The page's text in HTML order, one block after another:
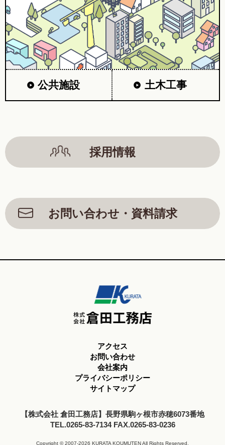
公共施設 土木工事
採用情報
お問い合わせ・資料請求
アクセス
お問い合わせ
会社案内
プライバシーポリシー
サイトマップ
【株式会社 倉田工務店】長野県駒ヶ根市赤穂6073番地
TEL.0265-83-7134 FAX.0265-83-0236
Copyright © 2007-2026 KURATA KOUMUTEN All Rights Reserved.